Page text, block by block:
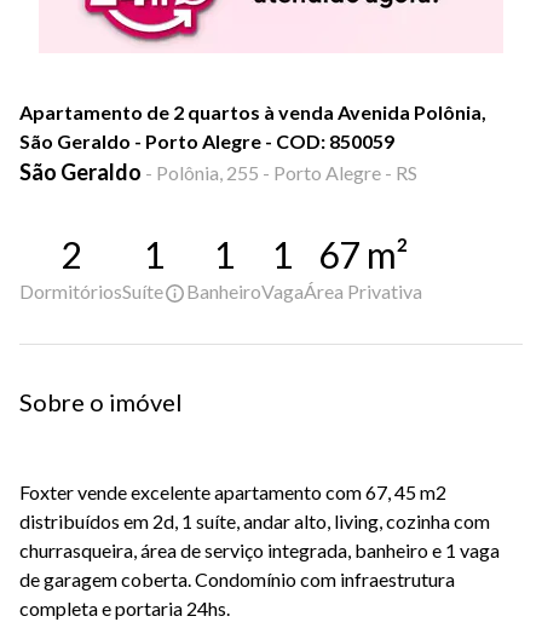
Apartamento de 2 quartos à venda Avenida Polônia,
São Geraldo - Porto Alegre - COD: 850059
São Geraldo - Polônia, 255 - Porto Alegre - RS
2
Dormitórios
1
Suíte
1
Banheiro
1
Vaga
67 m²
Área Privativa
Sobre o imóvel
Foxter vende excelente apartamento com 67, 45 m2
distribuídos em 2d, 1 suíte, andar alto, living, cozinha com
churrasqueira, área de serviço integrada, banheiro e 1 vaga
de garagem coberta. Condomínio com infraestrutura
completa e portaria 24hs.